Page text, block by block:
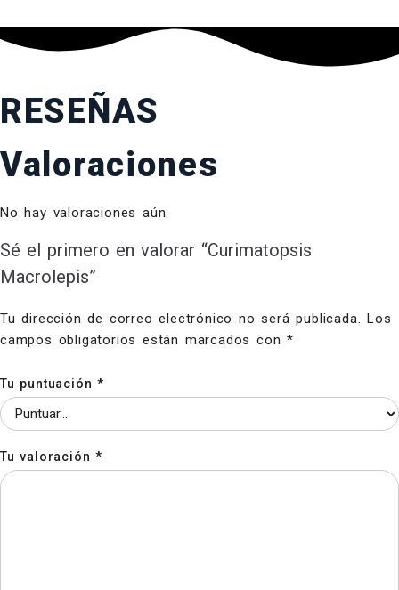
RESEÑAS
Valoraciones
No hay valoraciones aún.
Sé el primero en valorar “Curimatopsis
Macrolepis”
Tu dirección de correo electrónico no será publicada. Los
campos obligatorios están marcados con*
Tu puntuación*
Tu valoración*